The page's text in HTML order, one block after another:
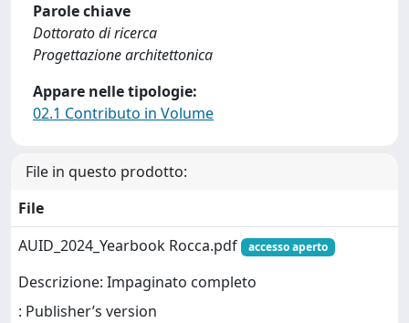
Parole chiave
Dottorato di ricerca
Progettazione architettonica
Appare nelle tipologie:
02.1 Contributo in Volume
File in questo prodotto:
File
AUID_2024_Yearbook Rocca.pdf
accesso aperto
Descrizione: Impaginato completo
: Publisher’s version